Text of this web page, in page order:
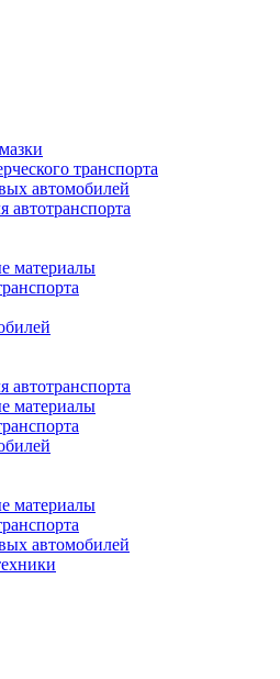
транспорта
автомобилей
автотранспорта
материалы
автотранспорта
материалы
материалы
автомобилей